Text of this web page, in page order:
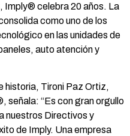
Imply® celebra 20 años. La
como uno de los
en las unidades de
auto atención y
historia, Tironi Paz Ortiz,
señala: “Es con gran orgullo
nuestros Directivos y
de Imply. Una empresa